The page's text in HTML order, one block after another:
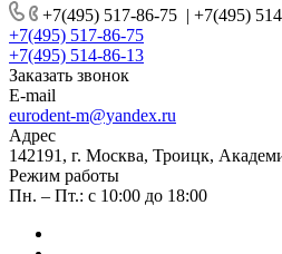
+7(495) 517-86-75 | +7(495)
+7(495) 517-86-75
+7(495) 514-86-13
Заказать звонок
E-mail
eurodent-m@yandex.ru
Адрес
142191, г. Москва, Троицк,
Режим работы
Пн. – Пт.: с 10:00 до 18:00